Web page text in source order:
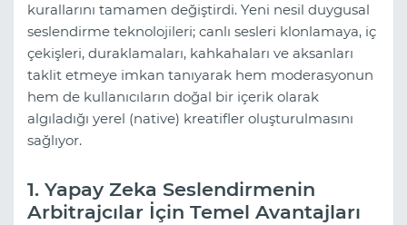
kurallarını tamamen değiştirdi. Yeni nesil duygusal
seslendirme teknolojileri; canlı sesleri klonlamaya, iç
çekişleri, duraklamaları, kahkahaları ve aksanları
taklit etmeye imkan tanıyarak hem moderasyonun
hem de kullanıcıların doğal bir içerik olarak
algıladığı yerel (native) kreatifler oluşturulmasını
sağlıyor.
1. Yapay Zeka Seslendirmenin
Arbitrajcılar İçin Temel Avantajları